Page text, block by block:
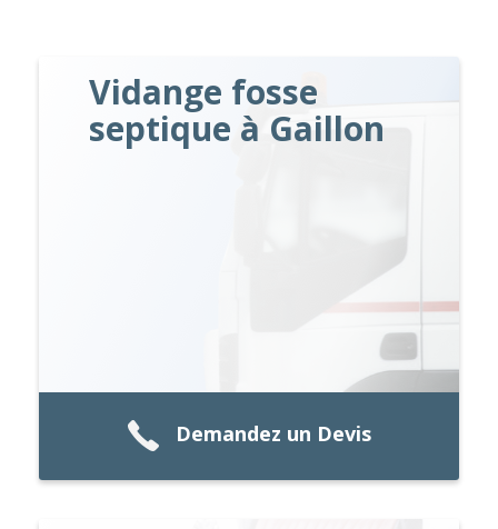
Vidange fosse
septique à Gaillon
Demandez un Devis